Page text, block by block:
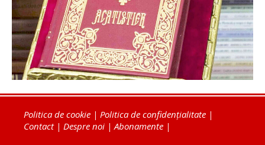
Politica de cookie | Politica de confidențialitate |
Contact| Despre noi | Abonamente |